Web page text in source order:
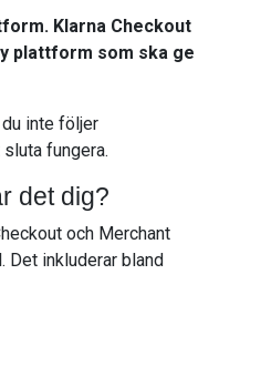
Klarna Checkout
plattform som ska ge
inte följer
fungera.
det dig?
och Merchant
Det inkluderar bland